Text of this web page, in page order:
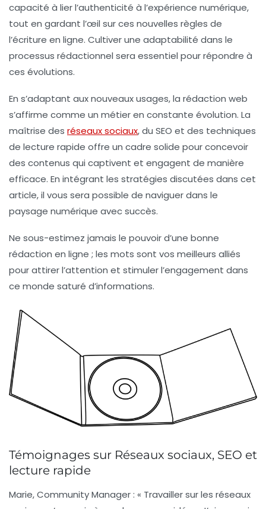
capacité à lier l’authenticité à l’expérience numérique,
tout en gardant l’œil sur ces nouvelles règles de
l’écriture en ligne. Cultiver une adaptabilité dans le
processus rédactionnel sera essentiel pour répondre à
ces évolutions.
En s’adaptant aux nouveaux usages, la rédaction web
s’affirme comme un métier en constante évolution. La
maîtrise des réseaux sociaux, du SEO et des techniques
de lecture rapide offre un cadre solide pour concevoir
des contenus qui captivent et engagent de manière
efficace. En intégrant les stratégies discutées dans cet
article, il vous sera possible de naviguer dans le
paysage numérique avec succès.
Ne sous-estimez jamais le pouvoir d’une bonne
rédaction en ligne ; les mots sont vos meilleurs alliés
pour attirer l’attention et stimuler l’engagement dans
ce monde saturé d’informations.
Témoignages sur Réseaux sociaux, SEO et
lecture rapide
Marie, Community Manager : « Travailler sur les réseaux